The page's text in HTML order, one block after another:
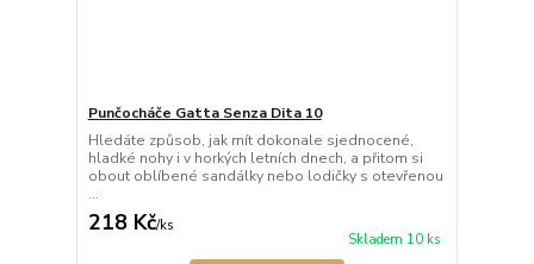
Punčocháče Gatta Senza Dita 10
Hledáte způsob, jak mít dokonale sjednocené,
hladké nohy i v horkých letních dnech, a přitom si
obout oblíbené sandálky nebo lodičky s otevřenou
...
218 Kč/ks
Skladem 10 ks